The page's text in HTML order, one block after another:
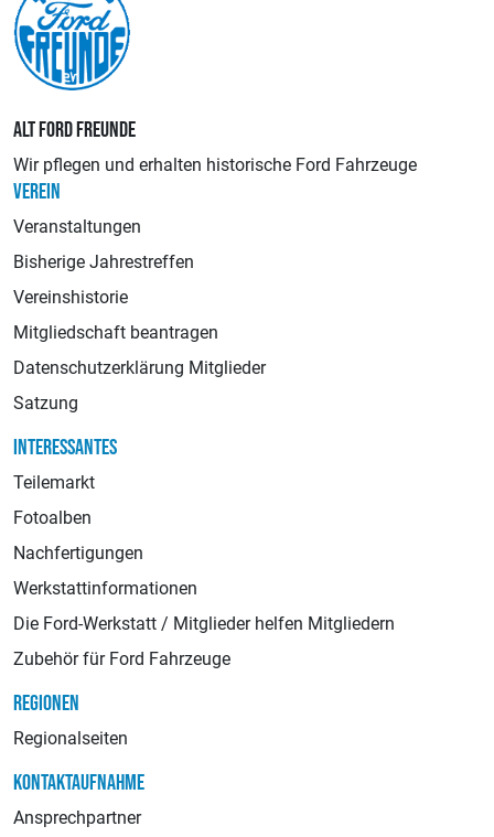
ALT FORD FREUNDE
Wir pflegen und erhalten historische Ford Fahrzeuge
VEREIN
Veranstaltungen
Bisherige Jahrestreffen
Vereinshistorie
Mitgliedschaft beantragen
Datenschutzerklärung Mitglieder
Satzung
INTERESSANTES
Teilemarkt
Fotoalben
Nachfertigungen
Werkstattinformationen
Die Ford-Werkstatt / Mitglieder helfen Mitgliedern
Zubehör für Ford Fahrzeuge
REGIONEN
Regionalseiten
KONTAKTAUFNAHME
Ansprechpartner